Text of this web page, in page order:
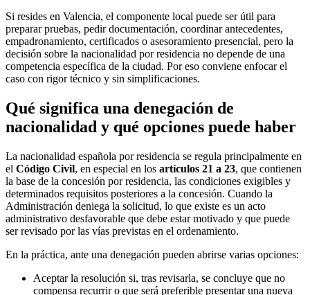
Si resides en Valencia, el componente local puede ser útil para
preparar pruebas, pedir documentación, coordinar antecedentes,
empadronamiento, certificados o asesoramiento presencial, pero la
decisión sobre la nacionalidad por residencia no depende de una
competencia específica de la ciudad. Por eso conviene enfocar el
caso con rigor técnico y sin simplificaciones.
Qué significa una denegación de
nacionalidad y qué opciones puede haber
La nacionalidad española por residencia se regula principalmente en
el Código Civil, en especial en los artículos 21 a 23, que contienen
la base de la concesión por residencia, las condiciones exigibles y
determinados requisitos posteriores a la concesión. Cuando la
Administración deniega la solicitud, lo que existe es un acto
administrativo desfavorable que debe estar motivado y que puede
ser revisado por las vías previstas en el ordenamiento.
En la práctica, ante una denegación pueden abrirse varias opciones:
Aceptar la resolución si, tras revisarla, se concluye que no
compensa recurrir o que será preferible presentar una nueva